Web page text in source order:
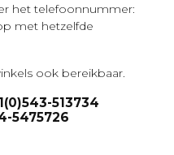
het telefoonnummer:
met hetzelfde
ook bereikbaar.
513734
5475726